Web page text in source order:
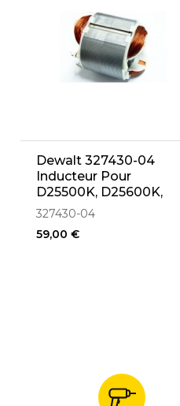
Dewalt 327430-04
Inducteur Pour
D25500K, D25600K,
D25830K
327430-04
59,00 €